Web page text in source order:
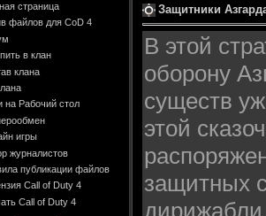
страница
файлов для CoD 4
в клан
клана
на Рабочий стол
игры
журналистов
публикации файлов
Call of Duty 4
Call of Duty 4
Защитники
В этой
оборону
существ
этой
защитных